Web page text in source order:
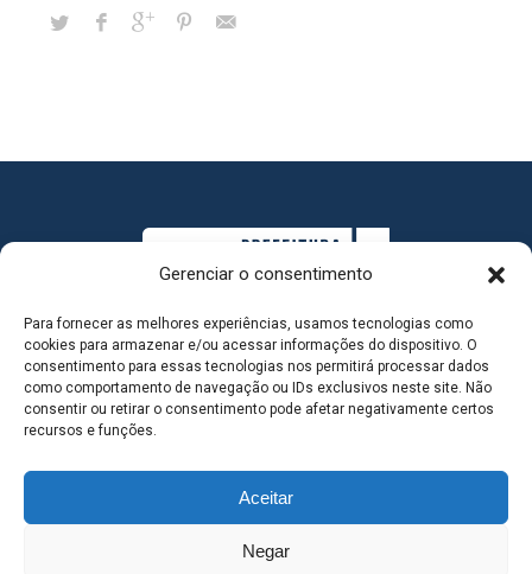
Gerenciar o consentimento
Para fornecer as melhores experiências, usamos tecnologias como
cookies para armazenar e/ou acessar informações do dispositivo. O
consentimento para essas tecnologias nos permitirá processar dados
como comportamento de navegação ou IDs exclusivos neste site. Não
consentir ou retirar o consentimento pode afetar negativamente certos
recursos e funções.
Aceitar
Negar
MAPA DO SITE
SEDE DO ADMINISTRATIVO MUNICIPAL - Avenida